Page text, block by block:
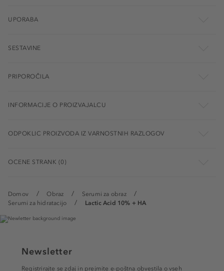
Domov Obraz
Serumi za obraz
Serumi za hidratacijo
Lactic Acid 10% + HA
UPORABA
SESTAVINE
PRIPOROČILA
INFORMACIJE O PROIZVAJALCU
ODPOKLIC PROIZVODA IZ VARNOSTNIH RAZLOGOV
OCENE STRANK (0)
Newsletter
Registrirajte se zdaj in prejmite e-poštna obvestila o vseh